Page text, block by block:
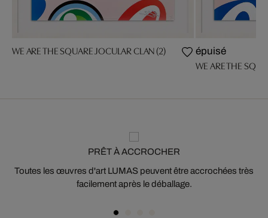
WE ARE THE SQUARE JOCULAR CLAN (2) épuisé
WE ARE THE
PRÊT À ACCROCHER
Toutes les œuvres d'art LUMAS peuvent être accrochées très
facilement après le déballage.